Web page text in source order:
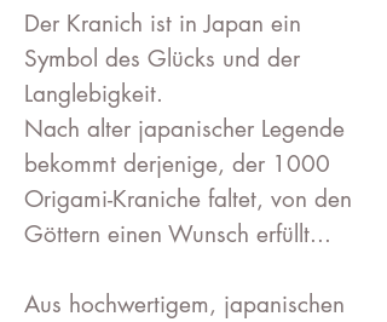
Der Kranich ist in Japan ein
Symbol des Glücks und der
Langlebigkeit.
Nach alter japanischer Legende
bekommt derjenige, der 1000
Origami-Kraniche faltet, von den
Göttern einen Wunsch erfüllt...
Aus hochwertigem, japanischen